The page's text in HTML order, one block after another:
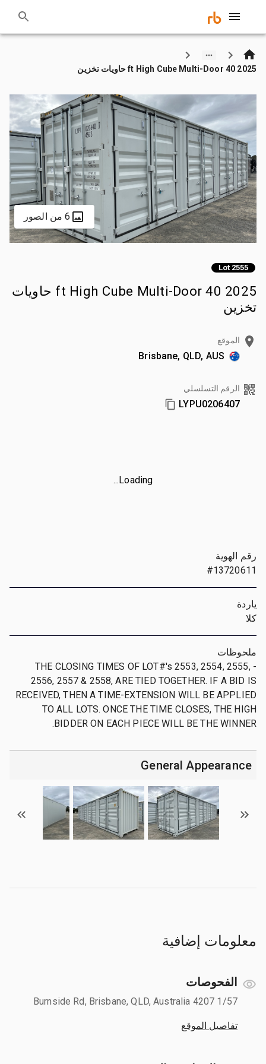
2025 40 ft High Cube Multi-Door حاويات تخزين
6 من الصور
Lot 2555
2025 40 ft High Cube Multi-Door حاويات
تخزين
الموقع
Brisbane, QLD, AUS
الرقم التسلسلي
LYPU0206407
Loading...
رقم الهوية
#13720611
ياردة
كلا
ملحوظات
- THE CLOSING TIMES OF LOT#'s 2553, 2554, 2555,
2556, 2557 & 2558, ARE TIED TOGETHER. IF A BID IS
RECEIVED, THEN A TIME-EXTENSION WILL BE APPLIED
TO ALL LOTS. ONCE THE TIME CLOSES, THE HIGH
BIDDER ON EACH PIECE WILL BE THE WINNER.
General Appearance
معلومات إضافية
الفحوصات
1/57 Burnside Rd, Brisbane, QLD, Australia 4207
تفاصيل الموقع